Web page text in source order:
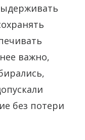
важно,
без потери